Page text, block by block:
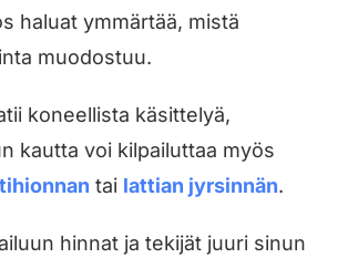
haluat ymmärtää, mistä
muodostuu.
koneellista käsittelyä,
kautta voi kilpailuttaa myös
tai lattian jyrsinnän.
hinnat ja tekijät juuri sinun